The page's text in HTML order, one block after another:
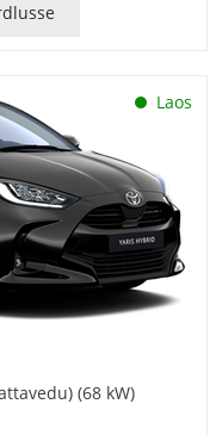
Laos
(68 kW)